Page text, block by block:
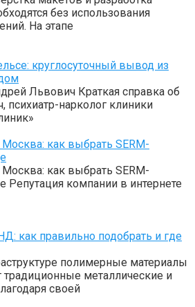
без использования
На этапе
круглосуточный вывод из
Львович Краткая справка об
психиатр-нарколог клиники
Москва: как выбрать SERM-
Москва: как выбрать SERM-
Репутация компании в интернете
как правильно подобрать и где
полимерные материалы
металлические и
своей